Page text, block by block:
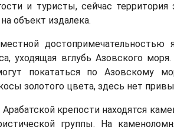
и туристы, сейчас
объект издалека.
достопримечательностью
уходящая вглубь Азовского
покататься по Азовскому
золотого цвета, здесь нет
крепости находятся
группы. На